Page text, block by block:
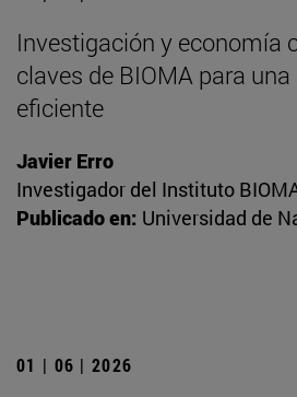
Investigación y economía
claves de BIOMA para
eficiente
Javier Erro
Investigador del Instituto
Publicado en: Universidad de
01 | 06 | 2026